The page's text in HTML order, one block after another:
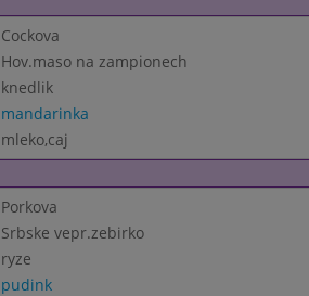
Cockova
Hov.maso na zampionech
knedlik
mandarinka
mleko,caj
Porkova
Srbske vepr.zebirko
ryze
pudink